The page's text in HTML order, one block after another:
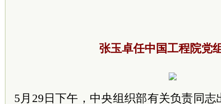
张玉卓任中国工程院党
5月29日下午，中央组织部有关负责同